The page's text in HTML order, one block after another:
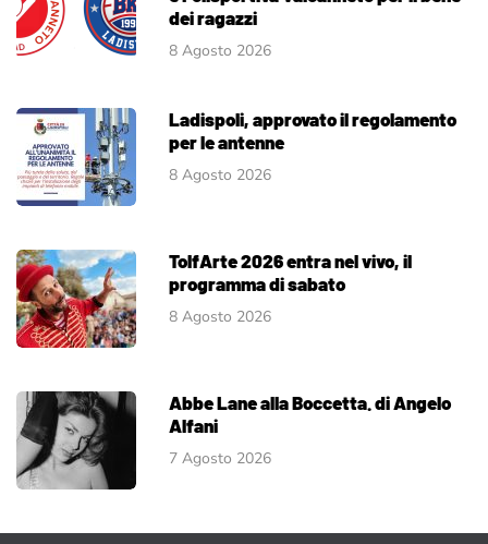
dei ragazzi
8 Agosto 2026
Ladispoli, approvato il regolamento
per le antenne
8 Agosto 2026
TolfArte 2026 entra nel vivo, il
programma di sabato
8 Agosto 2026
Abbe Lane alla Boccetta. di Angelo
Alfani
7 Agosto 2026